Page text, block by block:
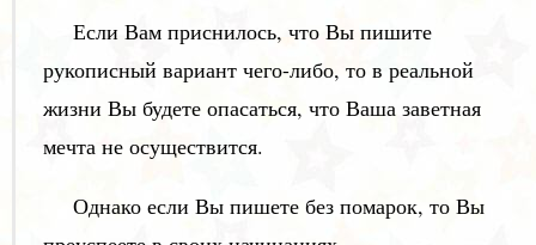
Если Вам приснилось, что Вы пишите
рукописный вариант чего-либо, то в реальной
жизни Вы будете опасаться, что Ваша заветная
мечта не осуществится.
Однако если Вы пишете без помарок, то Вы